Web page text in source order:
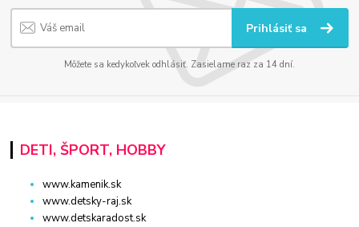
Prihlásiť sa
Môžete sa kedykoľvek odhlásiť. Zasielame raz za 14 dní.
DETI, ŠPORT, HOBBY
www.kamenik.sk
www.detsky-raj.sk
www.detskaradost.sk